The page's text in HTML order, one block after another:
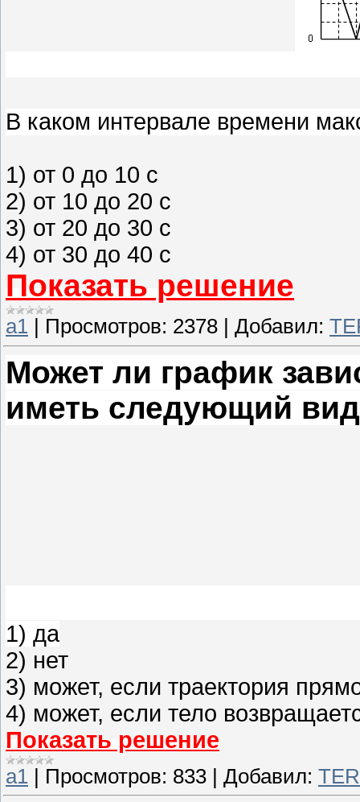
В каком интервале времени
1) от 0 до 10 с
2) от 10 до 20 с
3) от 20 до 30 с
4) от 30 до 40 с
Показать решение
а1 Просмотров: 2378 Добавил:
Может ли график
иметь следующий
1) да
2) нет
3) может, если траектория
4) может, если тело
Показать решение
а1 Просмотров: 833 Добавил: